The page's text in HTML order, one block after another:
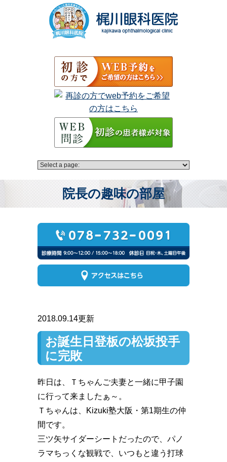
院長の趣味の部屋
2018.09.14更新
お誕生日登板の松坂投手
に完敗
昨日は、Ｔちゃんご夫妻と一緒に甲子園
に行って来ましたぁ～。
Ｔちゃんは、Kizuki塾大阪・第1期生の仲
間です。
三ツ矢サイダーシートだったので、パノ
ラマちっくな観戦で、いつもと違う打球